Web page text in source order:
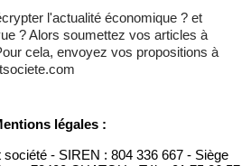
l'actualité économique ? et
? Alors soumettez vos articles à
cela, envoyez vos propositions à
légales :
société - SIREN : 804 336 667 - Siège